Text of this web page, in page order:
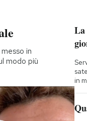
in
modo più
La
in